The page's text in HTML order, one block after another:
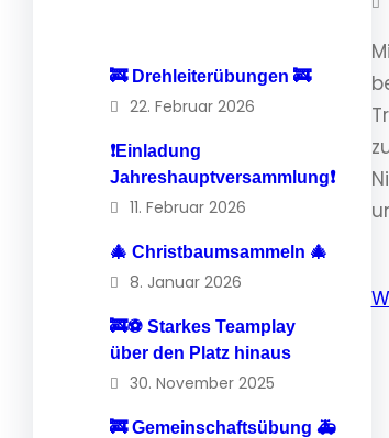
🚒 Drehleiterübungen 🚒
22. Februar 2026
❗️Einladung
Jahreshauptversammlung❗️
11. Februar 2026
🎄 Christbaumsammeln 🎄
8. Januar 2026
🚒⚽️ Starkes Teamplay
über den Platz hinaus
30. November 2025
🚒 Gemeinschaftsübung 🚑